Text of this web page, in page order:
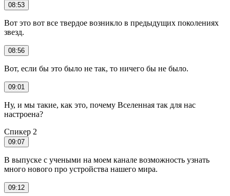
08:53
Вот это вот все твердое возникло в предыдущих поколениях
звезд.
08:56
Вот, если бы это было не так, то ничего бы не было.
09:01
Ну, и мы такие, как это, почему Вселенная так для нас
настроена?
Спикер 2
09:07
В выпуске с учеными на моем канале возможность узнать
много нового про устройства нашего мира.
09:12